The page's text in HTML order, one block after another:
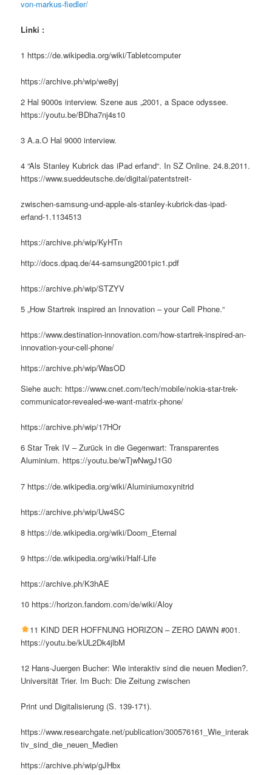
von-markus-fiedler/
Linki :
1 https://de.wikipedia.org/wiki/Tabletcomputer
https://archive.ph/wip/we8yj
2 Hal 9000s interview. Szene aus „2001, a Space odyssee.
https://youtu.be/BDha7nj4s10
3 A.a.O Hal 9000 interview.
4 “Als Stanley Kubrick das iPad erfand“. In SZ Online. 24.8.2011.
https://www.sueddeutsche.de/digital/patentstreit-
zwischen-samsung-und-apple-als-stanley-kubrick-das-ipad-
erfand-1.1134513
https://archive.ph/wip/KyHTn
http://docs.dpaq.de/44-samsung2001pic1.pdf
https://archive.ph/wip/STZYV
5 „How Startrek inspired an Innovation – your Cell Phone.“
https://www.destination-innovation.com/how-startrek-inspired-an-
innovation-your-cell-phone/
https://archive.ph/wip/WasOD
Siehe auch: https://www.cnet.com/tech/mobile/nokia-star-trek-
communicator-revealed-we-want-matrix-phone/
https://archive.ph/wip/17HOr
6 Star Trek IV – Zurück in die Gegenwart: Transparentes
Aluminium. https://youtu.be/wTjwNwgJ1G0
7 https://de.wikipedia.org/wiki/Aluminiumoxynitrid
https://archive.ph/wip/Uw4SC
8 https://de.wikipedia.org/wiki/Doom_Eternal
9 https://de.wikipedia.org/wiki/Half-Life
https://archive.ph/K3hAE
10 https://horizon.fandom.com/de/wiki/Aloy
11 KIND DER HOFFNUNG HORIZON – ZERO DAWN #001.
https://youtu.be/kUL2Dk4jlbM
12 Hans-Juergen Bucher: Wie interaktiv sind die neuen Medien?.
Universität Trier. Im Buch: Die Zeitung zwischen
Print und Digitalisierung (S. 139-171).
https://www.researchgate.net/publication/300576161_Wie_interak
tiv_sind_die_neuen_Medien
https://archive.ph/wip/gJHbx